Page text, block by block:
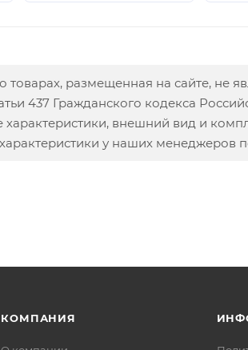
размещенная на сайте, не
437 Гражданского кодекса
характеристики, внешний вид и
у наших менеджеров
КОМПАНИЯ